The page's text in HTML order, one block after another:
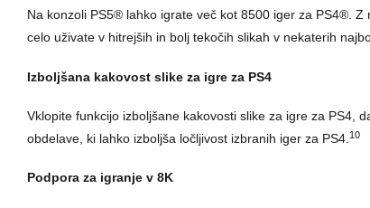
Na konzoli PS5® lahko igrate več kot 8500 iger za PS4®.
celo uživate v hitrejših in bolj tekočih slikah v nekaterih
Izboljšana kakovost slike za igre za PS4
Vklopite funkcijo izboljšane kakovosti slike za igre za PS4,
obdelave, ki lahko izboljša ločljivost izbranih iger za PS4. 10
Podpora za igranje v 8K